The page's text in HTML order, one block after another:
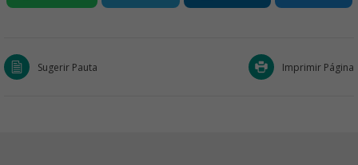
Sugerir Pauta Imprimir Página